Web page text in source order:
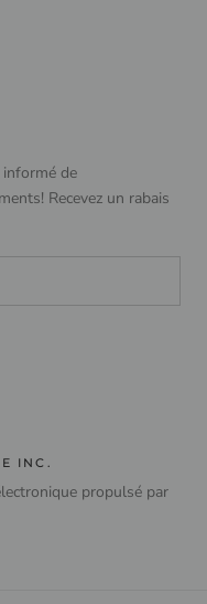
informé de
Recevez un rabais
INC.
propulsé par